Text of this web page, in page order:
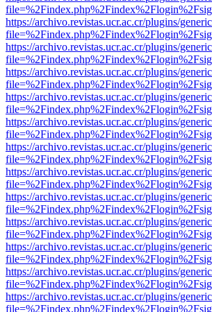
https://archivo.revistas.ucr.ac.cr/plugins/
https://archivo.revistas.ucr.ac.cr/plugins/
https://archivo.revistas.ucr.ac.cr/plugins/
https://archivo.revistas.ucr.ac.cr/plugins/
https://archivo.revistas.ucr.ac.cr/plugins/
https://archivo.revistas.ucr.ac.cr/plugins/
https://archivo.revistas.ucr.ac.cr/plugins/
https://archivo.revistas.ucr.ac.cr/plugins/
https://archivo.revistas.ucr.ac.cr/plugins/
https://archivo.revistas.ucr.ac.cr/plugins/
https://archivo.revistas.ucr.ac.cr/plugins/
https://archivo.revistas.ucr.ac.cr/plugins/